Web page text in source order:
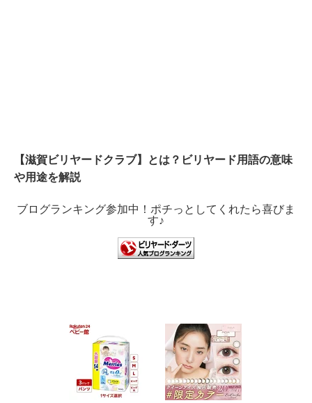
【滋賀ビリヤードクラブ】とは？ビリヤード用語の意味
や用途を解説
ブログランキング参加中！ポチっとしてくれたら喜びま
す♪